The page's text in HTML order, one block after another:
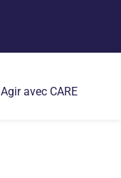
Agir avec CARE